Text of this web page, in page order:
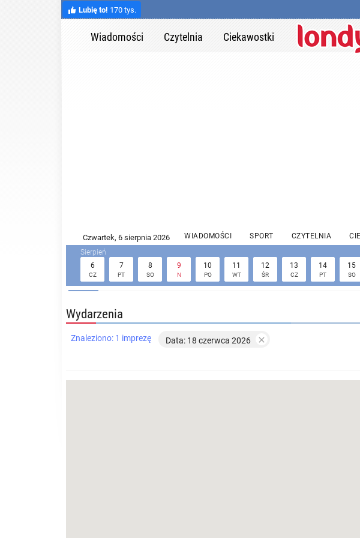
Lubię to! 170 tys.
Wiadomości Czytelnia Ciekawostki
WIADOMOŚCI SPORT CZYTELNIA
6
CZ
7
PT
8
SO
9
N
10
PO
11
WT
12
ŚR
13
CZ
14
PT
15
SO
Wydarzenia
Znaleziono: 1 imprezę Data: 18 czerwca 2026 